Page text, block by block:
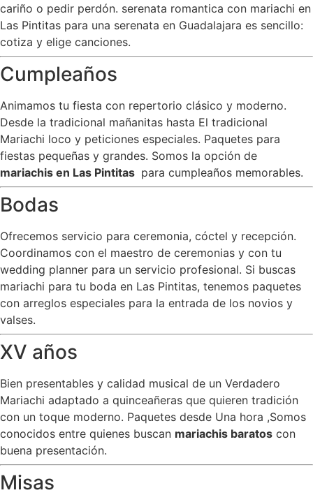
cariño o pedir perdón. serenata romantica con mariachi en
Las Pintitas para una serenata en Guadalajara es sencillo:
cotiza y elige canciones.
Cumpleaños
Animamos tu fiesta con repertorio clásico y moderno.
Desde la tradicional mañanitas hasta El tradicional
Mariachi loco y peticiones especiales. Paquetes para
fiestas pequeñas y grandes. Somos la opción de
mariachis en Las Pintitas para cumpleaños memorables.
Bodas
Ofrecemos servicio para ceremonia, cóctel y recepción.
Coordinamos con el maestro de ceremonias y con tu
wedding planner para un servicio profesional. Si buscas
mariachi para tu boda en Las Pintitas, tenemos paquetes
con arreglos especiales para la entrada de los novios y
valses.
XV años
Bien presentables y calidad musical de un Verdadero
Mariachi adaptado a quinceañeras que quieren tradición
con un toque moderno. Paquetes desde Una hora ,Somos
conocidos entre quienes buscan mariachis baratos con
buena presentación.
Misas